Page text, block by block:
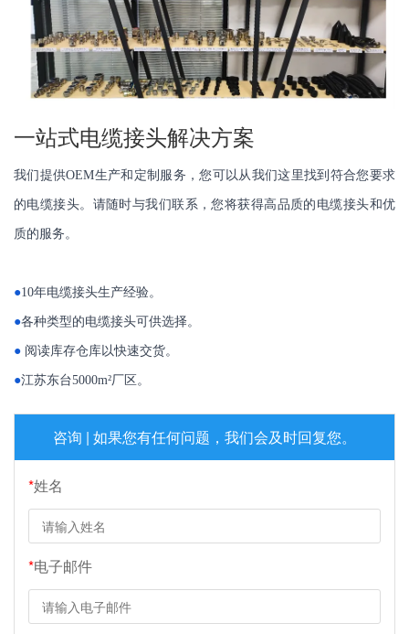
一站式电缆接头解决方案
我们提供OEM生产和定制服务，您可以从我们这里找到符合您要求
的电缆接头。请随时与我们联系，您将获得高品质的电缆接头和优
质的服务。
●10年电缆接头生产经验。
●各种类型的电缆接头可供选择。
● 阅读库存仓库以快速交货。
●江苏东台5000m²厂区。
咨询 | 如果您有任何问题，我们会及时回复您。
*姓名
*电子邮件